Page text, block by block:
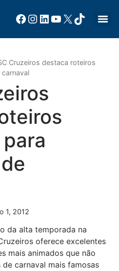
Cruzeiros destaca roteiros
1, 2012
da alta temporada na
oferece excelentes
mais animados que não
carnaval mais famosas